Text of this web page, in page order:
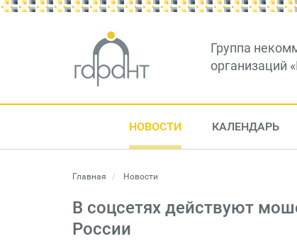
Группа
организаций
НОВОСТИ КАЛЕНДАРЬ
Главная Новости
В соцсетях действуют
России